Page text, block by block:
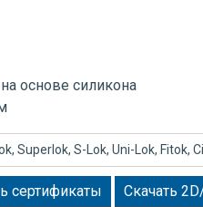
основе силикона
Superlok, S-Lok, Uni-Lok, Fitok,
сертификаты Скачать